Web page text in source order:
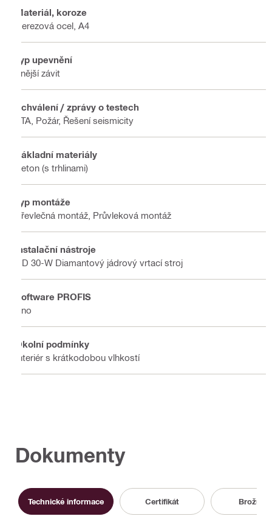
Materiál, koroze
Nerezová ocel, A4
Typ upevnění
Vnější závit
Schválení / zprávy o testech
ETA, Požár, Řešení seismicity
Základní materiály
Beton (s trhlinami)
Typ montáže
Převlečná montáž, Průvleková montáž
Instalační nástroje
DD 30-W Diamantový jádrový vrtací stroj
Software PROFIS
Ano
Okolní podmínky
Interiér s krátkodobou vlhkostí
Dokumenty
Technické informace Certifikát Brožura